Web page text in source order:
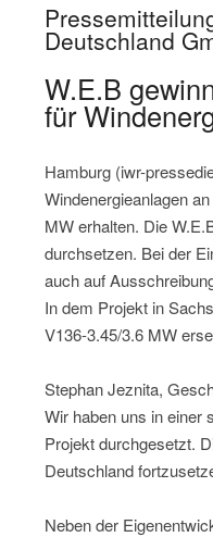
Deutschland
W.E.B
für
Hamburg (iwr-
Windenergieanlagen
MW erhalten. Die
durchsetzen. Bei der
auch auf
In dem Projekt in
V136-3.45/3.6 MW
Stephan Jeznita,
Wir haben uns in einer
Projekt durchgesetzt.
Deutschland
Neben der